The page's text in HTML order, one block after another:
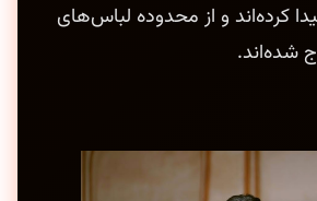
کرده‌اند و از محدوده لباس‌های
شده‌اند.